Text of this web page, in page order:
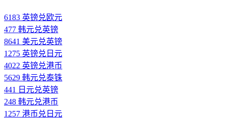
6183 英镑兑欧元
477 韩元兑英镑
8641 美元兑英镑
1275 英镑兑日元
4022 英镑兑港币
5629 韩元兑泰铢
441 日元兑英镑
248 韩元兑港币
1257 港币兑日元